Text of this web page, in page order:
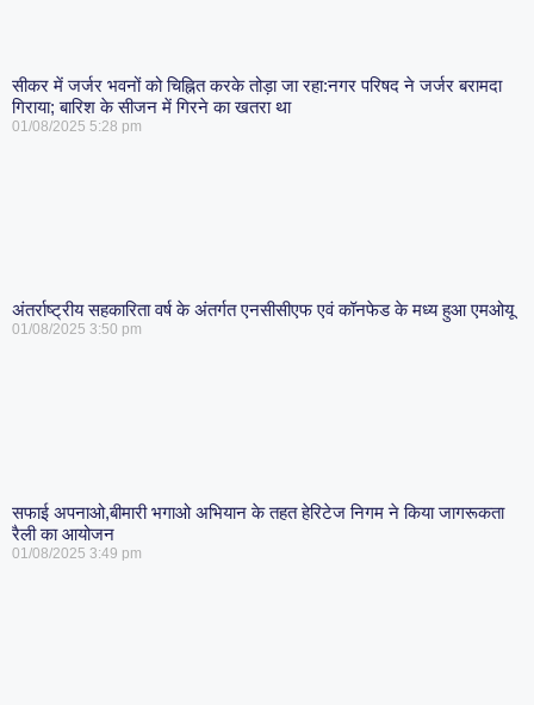
सीकर में जर्जर भवनों को चिह्नित करके तोड़ा जा रहा:नगर परिषद ने जर्जर बरामदा
गिराया; बारिश के सीजन में गिरने का खतरा था
01/08/2025 5:28 pm
अंतर्राष्ट्रीय सहकारिता वर्ष के अंतर्गत एनसीसीएफ एवं कॉनफेड के मध्य हुआ एमओयू
01/08/2025 3:50 pm
सफाई अपनाओ,बीमारी भगाओ अभियान के तहत हेरिटेज निगम ने किया जागरूकता
रैली का आयोजन
01/08/2025 3:49 pm